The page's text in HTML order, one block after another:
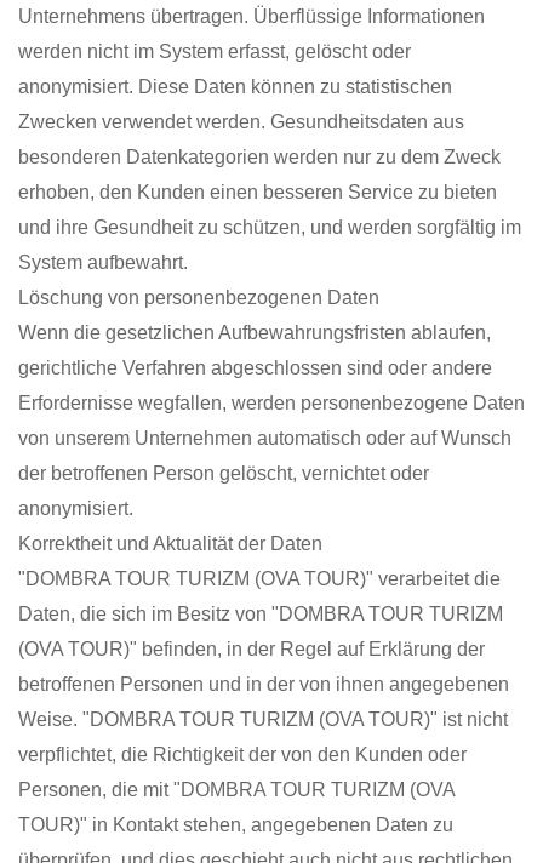
Unternehmens übertragen. Überflüssige Informationen
werden nicht im System erfasst, gelöscht oder
anonymisiert. Diese Daten können zu statistischen
Zwecken verwendet werden. Gesundheitsdaten aus
besonderen Datenkategorien werden nur zu dem Zweck
erhoben, den Kunden einen besseren Service zu bieten
und ihre Gesundheit zu schützen, und werden sorgfältig im
System aufbewahrt.
Löschung von personenbezogenen Daten
Wenn die gesetzlichen Aufbewahrungsfristen ablaufen,
gerichtliche Verfahren abgeschlossen sind oder andere
Erfordernisse wegfallen, werden personenbezogene Daten
von unserem Unternehmen automatisch oder auf Wunsch
der betroffenen Person gelöscht, vernichtet oder
anonymisiert.
Korrektheit und Aktualität der Daten
"DOMBRA TOUR TURIZM (OVA TOUR)" verarbeitet die
Daten, die sich im Besitz von "DOMBRA TOUR TURIZM
(OVA TOUR)" befinden, in der Regel auf Erklärung der
betroffenen Personen und in der von ihnen angegebenen
Weise. "DOMBRA TOUR TURIZM (OVA TOUR)" ist nicht
verpflichtet, die Richtigkeit der von den Kunden oder
Personen, die mit "DOMBRA TOUR TURIZM (OVA
TOUR)" in Kontakt stehen, angegebenen Daten zu